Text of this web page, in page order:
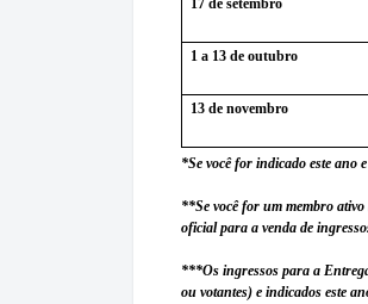
1 a 13 de outubro
13 de novembro
*Se você for indicado este ano
**Se você for um membro
oficial para a venda de
***Os ingressos para a
ou votantes) e indicados este